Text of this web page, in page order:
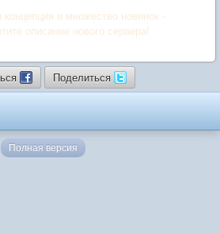
концепция и множество новинок -
описание нового сервера!
Поделиться
Полная версия